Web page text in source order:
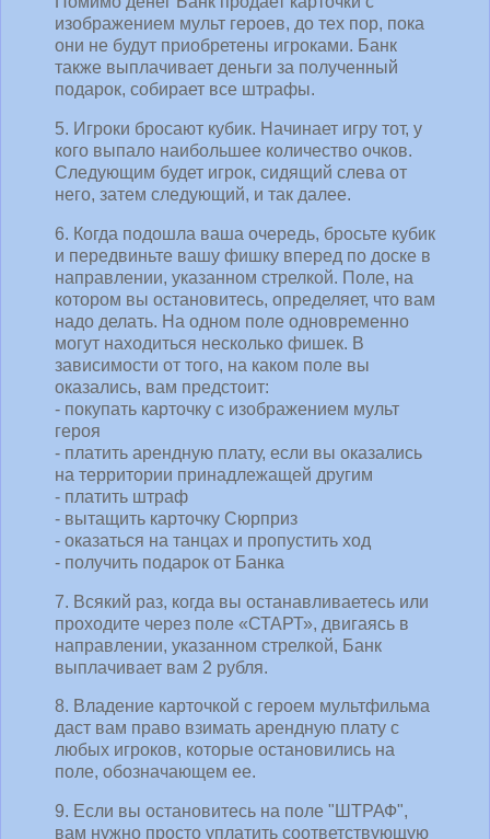
изображением мульт героев, до тех пор, пока
они не будут приобретены игроками. Банк
также выплачивает деньги за полученный
подарок, собирает все штрафы.
5. Игроки бросают кубик. Начинает игру тот, у
кого выпало наибольшее количество очков.
Следующим будет игрок, сидящий слева от
него, затем следующий, и так далее.
6. Когда подошла ваша очередь, бросьте кубик
и передвиньте вашу фишку вперед по доске в
направлении, указанном стрелкой. Поле, на
котором вы остановитесь, определяет, что вам
надо делать. На одном поле одновременно
могут находиться несколько фишек. В
зависимости от того, на каком поле вы
оказались, вам предстоит:
- покупать карточку с изображением мульт
героя
- платить арендную плату, если вы оказались
на территории принадлежащей другим
- платить штраф
- вытащить карточку Сюрприз
- оказаться на танцах и пропустить ход
- получить подарок от Банка
7. Всякий раз, когда вы останавливаетесь или
проходите через поле «СТАРТ», двигаясь в
направлении, указанном стрелкой, Банк
выплачивает вам 2 рубля.
8. Владение карточкой с героем мультфильма
даст вам право взимать арендную плату с
любых игроков, которые остановились на
поле, обозначающем ее.
9. Если вы остановитесь на поле "ШТРАФ",
вам нужно просто уплатить соответствующую